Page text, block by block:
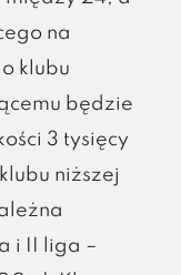
na
klubu
będzie
3 tysięcy
niższej
i II liga –